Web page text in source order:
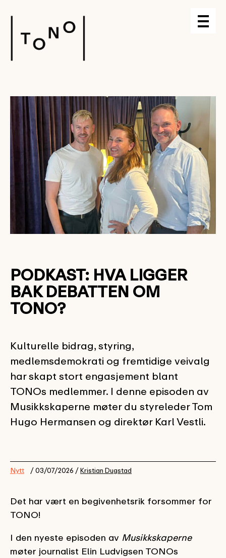
PODKAST: HVA LIGGER
BAK DEBATTEN OM
TONO?
Kulturelle bidrag, styring,
medlemsdemokrati og fremtidige veivalg
har skapt stort engasjement blant
TONOs medlemmer. I denne episoden av
Musikkskaperne møter du styreleder Tom
Hugo Hermansen og direktør Karl Vestli.
Nytt / 03/07/2026 /Kristian Dugstad
Det har vært en begivenhetsrik forsommer for
TONO!
I den nyeste episoden av Musikkskaperne
møter journalist Elin Ludvigsen TONOs